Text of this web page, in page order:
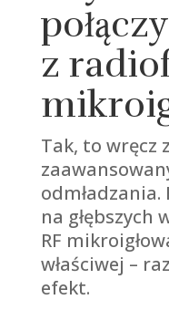
z
Tak, to wręcz
odmładzania.
na głębszych
RF
właściwej –
efekt.